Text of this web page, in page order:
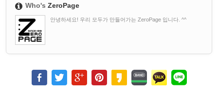
Who'sZeroPage
안녕하세요! 우리 모두가 만들어가는 ZeroPage 입니다. ^^